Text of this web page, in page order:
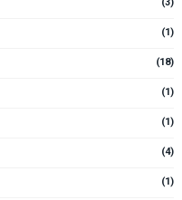
(3)
(1)
(18)
(1)
(1)
(4)
(1)